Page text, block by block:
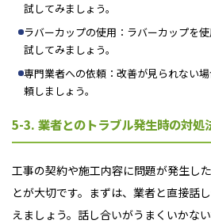
試してみましょう。
ラバーカップの使用：ラバーカップを
試してみましょう。
専門業者への依頼：改善が見られない
頼しましょう。
5-3. 業者とのトラブル発生時の対処
工事の契約や施工内容に問題が発生し
とが大切です。まずは、業者と直接話
えましょう。話し合いがうまくいかな